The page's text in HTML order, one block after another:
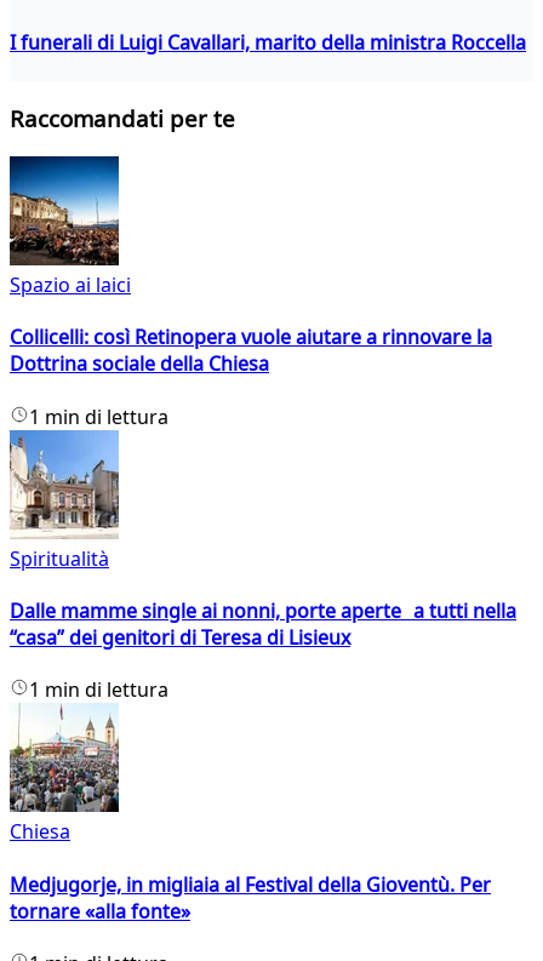
I funerali di Luigi Cavallari, marito della ministra Roccella
Raccomandati per te
Spazio ai laici
Collicelli: così Retinopera vuole aiutare a rinnovare la
Dottrina sociale della Chiesa
1 min di lettura
Spiritualità
Dalle mamme single ai nonni, porte aperte a tutti nella
“casa” dei genitori di Teresa di Lisieux
1 min di lettura
Chiesa
Medjugorje, in migliaia al Festival della Gioventù. Per
tornare «alla fonte»